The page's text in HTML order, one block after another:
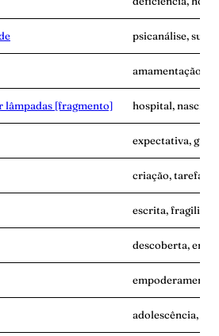
psicanálise,
amamentação,
lâmpadas [fragmento] hospital,
expectativa,
criação, tarefa,
escrita,
descoberta,
adolescência,